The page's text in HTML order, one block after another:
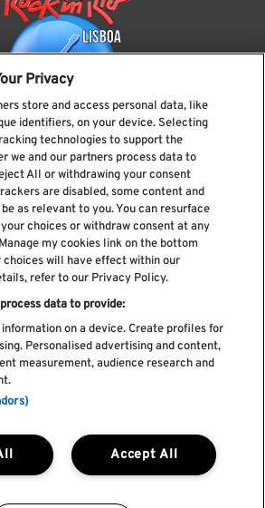
a nossa newsletter
Política de privacidade
de Reclamações
Livro de Elogios
de cookies
e condições
Faq's
Privacy
store and access personal data, like
identifiers, on your device. Selecting
technologies to support the
we and our partners process data to
All or withdrawing your consent
are disabled, some content and
as relevant to you. You can resurface
choices or withdraw consent at any
my cookies link on the bottom
choices will have effect within our
refer to our Privacy Policy.
data to provide:
on a device. Create profiles for
Personalised advertising and content,
measurement, audience research and
Accept All